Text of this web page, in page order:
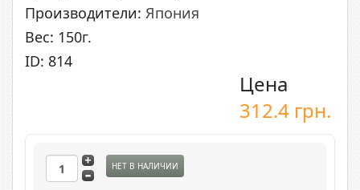
Производители: Япония
Вес: 150г.
ID: 814
Цена
312.4 грн.
НЕТ В НАЛИЧИИ